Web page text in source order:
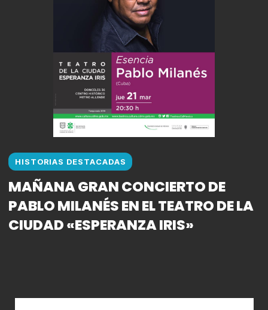
HISTORIAS DESTACADAS
MAÑANA GRAN CONCIERTO DE
PABLO MILANÉS EN EL TEATRO DE LA
CIUDAD «ESPERANZA IRIS»